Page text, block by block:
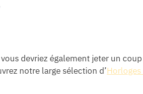
devriez également jeter un
notre large sélection d’